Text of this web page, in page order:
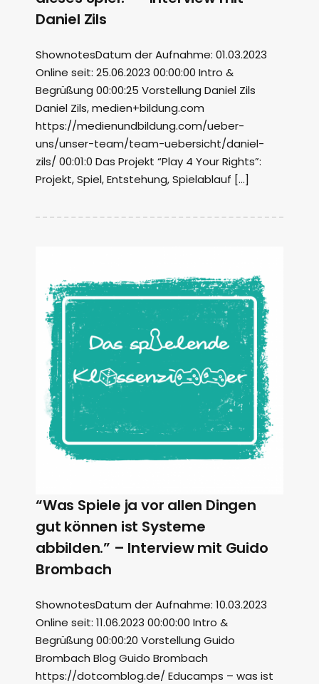
Daniel Zils
ShownotesDatum der Aufnahme: 01.03.2023
Online seit: 25.06.2023 00:00:00 Intro &
Begrüßung 00:00:25 Vorstellung Daniel Zils
Daniel Zils, medien+bildung.com
https://medienundbildung.com/ueber-
uns/unser-team/team-uebersicht/daniel-
zils/ 00:01:0 Das Projekt “Play 4 Your Rights”:
Projekt, Spiel, Entstehung, Spielablauf […]
“Was Spiele ja vor allen Dingen
gut können ist Systeme
abbilden.” – Interview mit Guido
Brombach
ShownotesDatum der Aufnahme: 10.03.2023
Online seit: 11.06.2023 00:00:00 Intro &
Begrüßung 00:00:20 Vorstellung Guido
Brombach Blog Guido Brombach
https://dotcomblog.de/ Educamps – was ist